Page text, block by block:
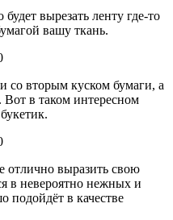
вырезать ленту где-то
вашу ткань.
со вторым куском бумаги, а
Вот в таком интересном
выразить свою
в невероятно нежных и
подойдёт в качестве